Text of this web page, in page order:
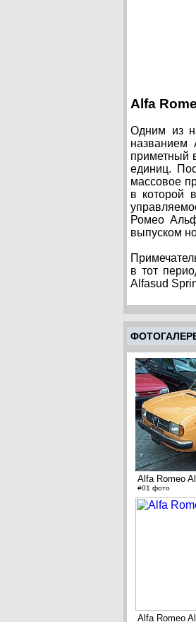
Alfa
Одним из
названием
приметный
единиц.
массовое
в которой
Ромео
выпуском
в тот
Alfasud
Alfa Romeo
#01 фото
Alfa Romeo